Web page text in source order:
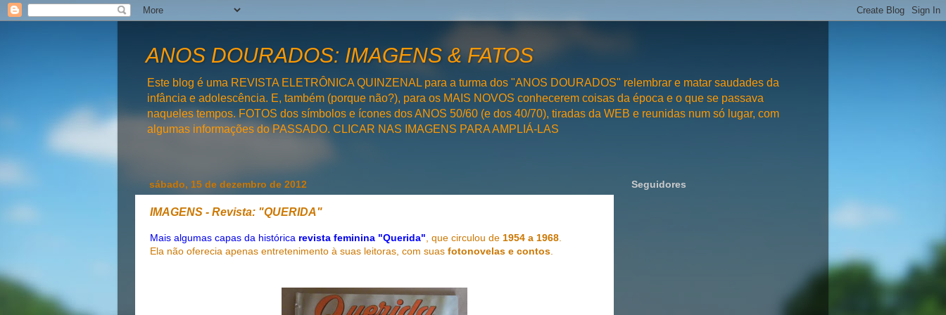
ANOS DOURADOS: IMAGENS & FATOS
Este blog é uma REVISTA ELETRÔNICA QUINZENAL para a turma dos "ANOS DOURADOS" relembrar e matar saudades da
infância e adolescência. E, também (porque não?), para os MAIS NOVOS conhecerem coisas da época e o que se passava
naqueles tempos. FOTOS dos símbolos e ícones dos ANOS 50/60 (e dos 40/70), tiradas da WEB e reunidas num só lugar, com
algumas informações do PASSADO. CLICAR NAS IMAGENS PARA AMPLIÁ-LAS
sábado, 15 de dezembro de 2012
IMAGENS - Revista: "QUERIDA"
Mais algumas capas da histórica revista feminina "Querida", que circulou de 1954 a 1968.
Ela não oferecia apenas entretenimento à suas leitoras, com suas fotonovelas e contos.
Seguidores